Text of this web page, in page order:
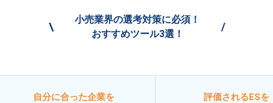
\
小売業界の選考対策に必須！
おすすめツール3選！
/
自分に合った企業を
評価されるESを